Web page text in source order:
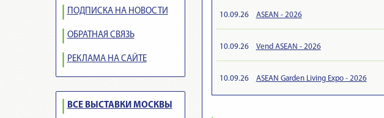
ПОДПИСКА НА НОВОСТИ
ОБРАТНАЯ СВЯЗЬ
РЕКЛАМА НА САЙТЕ
ВСЕ ВЫСТАВКИ МОСКВЫ
10.09.26 ASEAN - 2026
10.09.26 Vend ASEAN - 2026
10.09.26 ASEAN Garden Living Expo - 2026